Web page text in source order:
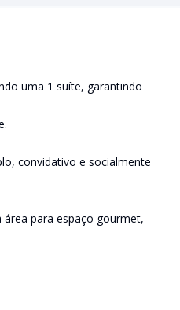
uma 1 suíte, garantindo
convidativo e socialmente
para espaço gourmet,